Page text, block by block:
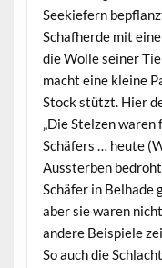
Seekiefern
Schafherde mit
die Wolle seiner
macht eine kleine
Stock stützt. Hier
„Die Stelzen waren
Schäfers … heute
Aussterben
Schäfer in Belhade
aber sie waren
andere Beispiele
So auch die